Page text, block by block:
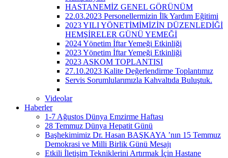
HASTANEMİZ GENEL GÖRÜNÜM
22.03.2023 Personellermizin İlk Yardım Eğitimi
2023 YILI YÖNETİMİMİZİN DÜZENLEDİĞİ
HEMŞİRELER GÜNÜ YEMEĞİ
2024 Yönetim İftar Yemeği Etkinliği
2023 Yönetim İftar Yemeği Etkinliği
2023 ASKOM TOPLANTISI
27.10.2023 Kalite Değerlendirme Toplantımız
Servis Sorumlularımızla Kahvaltıda Buluştuk.
Videolar
Haberler
1-7 Ağustos Dünya Emzirme Haftası
28 Temmuz Dünya Hepatit Günü
Başhekimimiz Dr. Hasan BAŞKAYA ’nın 15 Temmuz
Demokrasi ve Milli Birlik Günü Mesajı
Etkili İletişim Tekniklerini Artırmak İçin Hastane